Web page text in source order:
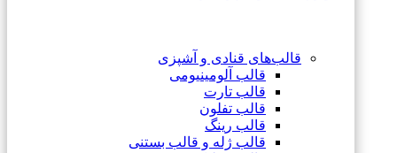
قالب‌های قنادی و آشپزی
قالب آلومینیومی
قالب تارت
قالب تفلون
قالب رینگ
قالب ژله و قالب بستنی